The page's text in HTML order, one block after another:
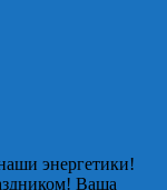
энергетики!
Ваша